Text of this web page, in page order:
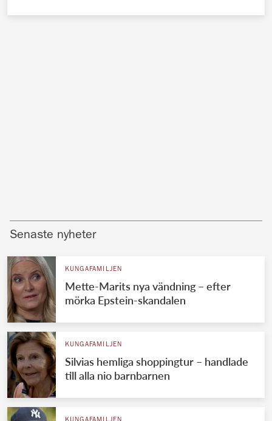
Senaste nyheter
KUNGAFAMILJEN
Mette-Marits nya vändning – efter
mörka Epstein-skandalen
KUNGAFAMILJEN
Silvias hemliga shoppingtur – handlade
till alla nio barnbarnen